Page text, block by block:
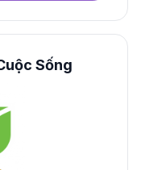
Sống